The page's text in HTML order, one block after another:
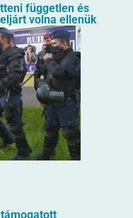
független és
volna ellenük